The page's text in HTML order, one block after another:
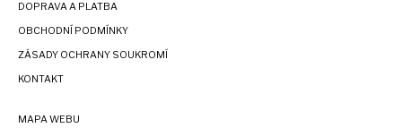
DOPRAVA A PLATBA
OBCHODNÍ PODMÍNKY
ZÁSADY OCHRANY SOUKROMÍ
KONTAKT
MAPA WEBU